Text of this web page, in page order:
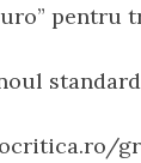
pentru